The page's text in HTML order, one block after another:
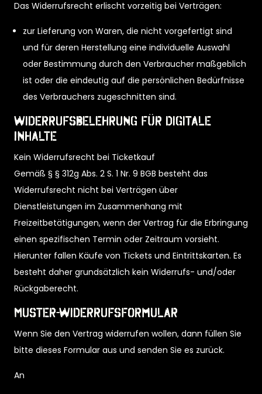
Das Widerrufsrecht erlischt vorzeitig bei Verträgen:
zur Lieferung von Waren, die nicht vorgefertigt sind
und für deren Herstellung eine individuelle Auswahl
oder Bestimmung durch den Verbraucher maßgeblich
ist oder die eindeutig auf die persönlichen Bedürfnisse
des Verbrauchers zugeschnitten sind.
Widerrufsbelehrung für digitale
Inhalte
Kein Widerrufsrecht bei Ticketkauf
Gemäß § § 312g Abs. 2 S. 1 Nr. 9 BGB besteht das
Widerrufsrecht nicht bei Verträgen über
Dienstleistungen im Zusammenhang mit
Freizeitbetätigungen, wenn der Vertrag für die Erbringung
einen spezifischen Termin oder Zeitraum vorsieht.
Hierunter fallen Käufe von Tickets und Eintrittskarten. Es
besteht daher grundsätzlich kein Widerrufs- und/oder
Rückgaberecht.
Muster-Widerrufsformular
Wenn Sie den Vertrag widerrufen wollen, dann füllen Sie
bitte dieses Formular aus und senden Sie es zurück.
An